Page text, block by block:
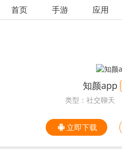
首页 手游 应用
知颜app
类型：社交聊天
立即下载